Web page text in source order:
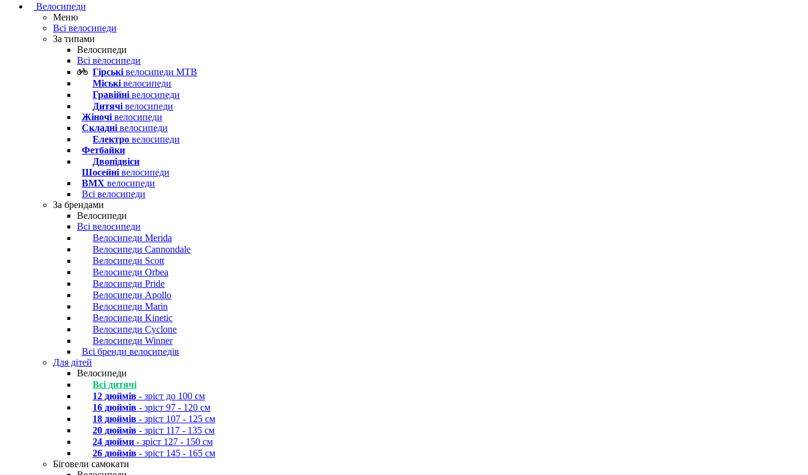
Велосипеди
Меню
Всі велосипеди
За типами
Велосипеди
Всі велосипеди
Гірські велосипеди MTB
Міські велосипеди
Гравійні велосипеди
Дитячі велосипеди
Жіночі велосипеди
Складні велосипеди
Електро велосипеди
Фетбайки
Двопідвіси
Шосейні велосипеди
BMX велосипеди
Всі велосипеди
За брендами
Велосипеди
Всі велосипеди
Велосипеди Merida
Велосипеди Cannondale
Велосипеди Scott
Велосипеди Orbea
Велосипеди Pride
Велосипеди Apollo
Велосипеди Marin
Велосипеди Kinetic
Велосипеди Cyclone
Велосипеди Winner
Всі бренди велосипедів
Для дітей
Велосипеди
Всі дитячі
12 дюймів - зріст до 100 см
16 дюймів - зріст 97 - 120 см
18 дюймів - зріст 107 - 125 см
20 дюймів - зріст 117 - 135 см
24 дюйми - зріст 127 - 150 см
26 дюймів - зріст 145 - 165 см
Біговели самокати